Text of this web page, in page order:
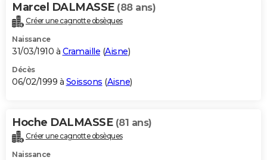
Marcel DALMASSE (88 ans)
Créer une cagnotte obsèques
Naissance
31/03/1910 à Cramaille (Aisne)
Décès
06/02/1999 à Soissons (Aisne)
Hoche DALMASSE (81 ans)
Créer une cagnotte obsèques
Naissance